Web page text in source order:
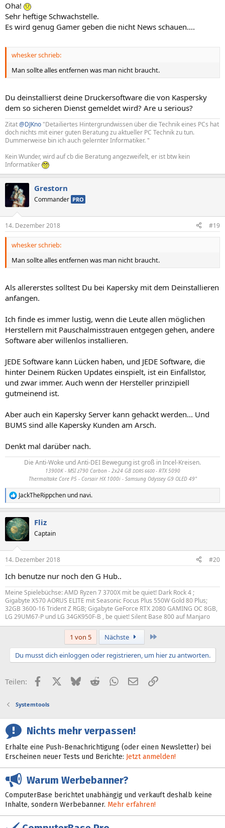
:
Oha!
Sehr heftige Schwachstelle.
Es wird genug Gamer geben die nicht News schauen....
whesker schrieb:
Man sollte alles entfernen was man nicht braucht.
Du deinstallierst deine Druckersoftware die von Kaspersky
dem so sicheren Dienst gemeldet wird? Are u serious?
Zitat@DJKno "Detailiertes Hintergrundwissen über die Technik eines PCs hat
doch nichts mit einer guten Beratung zu aktueller PC Technik zu tun.
Dummerweise bin ich auch gelernter Informatiker. "
Kein Wunder, wird auf cb die Beratung angezweifelt, er ist btw kein
Informatiker
Grestorn
Commander PRO
14. Dezember 2018 #19
whesker schrieb:
Man sollte alles entfernen was man nicht braucht.
Als allererstes solltest Du bei Kapersky mit dem Deinstallieren
anfangen.
Ich finde es immer lustig, wenn die Leute allen möglichen
Herstellern mit Pauschalmisstrauen entgegen gehen, andere
Software aber willenlos installieren.
JEDE Software kann Lücken haben, und JEDE Software, die
hinter Deinem Rücken Updates einspielt, ist ein Einfallstor,
und zwar immer. Auch wenn der Hersteller prinzipiell
gutmeinend ist.
Aber auch ein Kapersky Server kann gehackt werden... Und
BUMS sind alle Kapersky Kunden am Arsch.
Denkt mal darüber nach.
Die Anti-Woke und Anti-DEI Bewegung ist groß in Incel-Kreisen.
13900K - MSI z790 Carbon - 2x24 GB DDR5 6600- RTX 5090
Thermaltake Core P5 - Corsair HX 1000i - Samsung Odyssey G9 OLED 49"
R
e
k
t
i
e
:
JackTheRippchen und navi.
Fliz
Captain
14. Dezember 2018 #20
Ich benutze nur noch den G Hub..
Meine Spielebüchse: AMD Ryzen 7 3700X mit be quiet! Dark Rock 4 ;
Gigabyte X570 AORUS ELITE mit Seasonic Focus Plus 550W Gold 80 Plus;
32GB 3600-16 Trident Z RGB; Gigabyte GeForce RTX 2080 GAMING OC 8GB,
LG 29UM67-P und LG 34GK950F-B , be quiet! Silent Base 800 auf Manjaro
1 von 5 Nächste
Du musst dich einloggen oder registrieren, um hier zu antworten.
Teilen: FacebookX (Twitter)
BlueskyRedditWhatsApp
E-MailLink
Systemtools
Nichts mehr verpassen!
Erhalte eine Push-Benachrichtigung (oder einen Newsletter) bei
Erscheinen neuer Tests und Berichte: Jetzt anmelden!
Warum Werbebanner?
ComputerBase berichtet unabhängig und verkauft deshalb keine
Inhalte, sondern Werbebanner. Mehr erfahren!